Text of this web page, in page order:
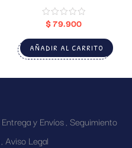
$79.900
AÑADIR AL CARRITO
Entrega y Envíos Seguimiento
Aviso Legal